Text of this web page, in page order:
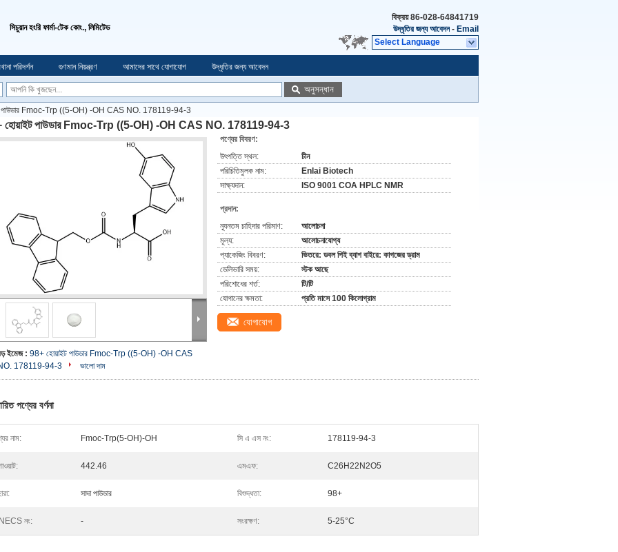
সিচুয়ান হংরি ফার্মা-টেক কোং., লিমিটেড
বিক্রয়86-028-64841719
উদ্ধৃতির জন্য আবেদন - Email
Select Language
পরিদর্শন গুণমান নিয়ন্ত্রণ আমাদের সাথে যোগাযোগ উদ্ধৃতির জন্য আবেদন
অনুসন্ধান
পাউডার Fmoc-Trp ((5-OH) -OH CAS NO. 178119-94-3
হোয়াইট পাউডার Fmoc-Trp ((5-OH) -OH CAS NO. 178119-94-3
ইমেজ : 98+ হোয়াইট পাউডার Fmoc-Trp ((5-OH) -OH CAS
178119-94-3
ভালো দাম
পণ্যের বিবরণ:
উৎপত্তি স্থল:
চীন
পরিচিতিমুলক নাম:
Enlai Biotech
সাক্ষ্যদান:
ISO 9001 COA HPLC NMR
প্রদান:
ন্যূনতম চাহিদার পরিমাণ:
আলোচনা
মূল্য:
আলোচনাযোগ্য
প্যাকেজিং বিবরণ:
ভিতরে: ডবল পিই ব্যাগ বাইরে: কাগজের ড্রাম
ডেলিভারি সময়:
স্টক আছে
পরিশোধের শর্ত:
টি/টি
যোগানের ক্ষমতা:
প্রতি মাসে 100 কিলোগ্রাম
যোগাযোগ
পণ্যের বর্ণনা
নাম: Fmoc-Trp(5-OH)-OH সি এ এস নং: 178119-94-3
442.46 এমএফ: C26H22N2O5
সাদা পাউডার বিশুদ্ধতা: 98+
নং: - সংরক্ষণ: 5-25°C